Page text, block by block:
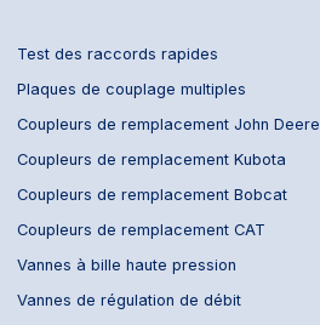
Test des raccords rapides
Plaques de couplage multiples
Coupleurs de remplacement John Deere
Coupleurs de remplacement Kubota
Coupleurs de remplacement Bobcat
Coupleurs de remplacement CAT
Vannes à bille haute pression
Vannes de régulation de débit